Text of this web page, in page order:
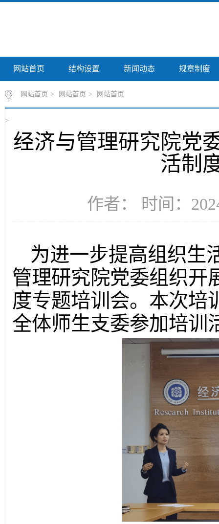
网站首页 结构设置 新闻动态 规章制度
网站首页 > 网站首页 > 网站首页
>
经济与管理研究院党
活制
作者： 时间：
为进一步提高组织生
管理研究院党委组织开
度专题培训会。本次培
全体师生支委参加培训